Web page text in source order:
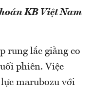
KB Việt Nam
rung lắc giằng co
phiên. Việc
marubozu với